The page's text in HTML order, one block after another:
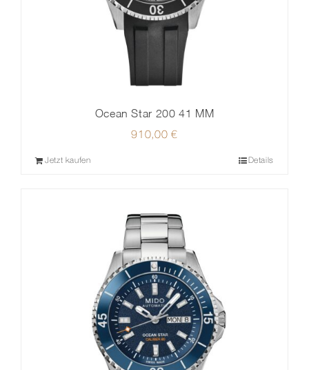
Ocean Star 200 41 MM
910,00 €
Jetzt kaufen Details